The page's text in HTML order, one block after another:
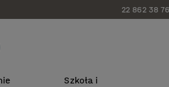
22 862 38 76
Szkoła i